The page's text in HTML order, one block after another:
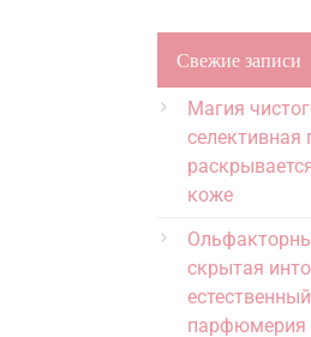
Свежие записи
Магия
коже
скрытая
парфюмерия